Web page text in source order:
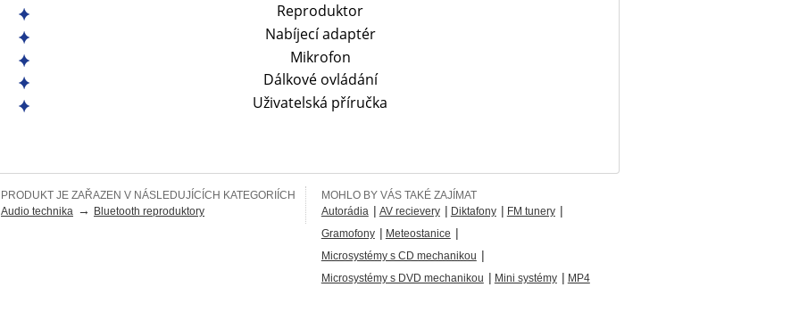
Reproduktor
Nabíjecí adaptér
Mikrofon
Dálkové ovládání
Uživatelská příručka
PRODUKT JE ZAŘAZEN V NÁSLEDUJÍCÍCH KATEGORIÍCH
Audio technika → Bluetooth reproduktory
MOHLO BY VÁS TAKÉ ZAJÍMAT
Autorádia | AV recievery | Diktafony | FM tunery |
Gramofony | Meteostanice |
Microsystémy s CD mechanikou |
Microsystémy s DVD mechanikou | Mini systémy | MP4